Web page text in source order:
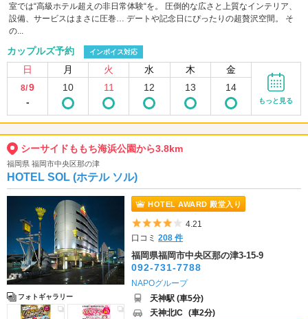
室では“高級ホテル超えの非日常体験“を。 圧倒的な広さと上質なインテリア、
設備、サービスはまさに圧巻… デートや記念日にぴったりの超贅沢空間。 そ
の...
カップルズ予約 インボイス対応
日 月 火 水 木 金
8/9
-
10 11 12 13 14
もっと見る
シーサイドももち海浜公園から3.8km
福岡県 福岡市中央区那の津
HOTEL SOL (ホテル ソル)
フォトギャラリー
HOTEL AWARD 殿堂入り
5つ星のうち4
4.21
口コミ208 件
福岡県福岡市中央区那の津3-15-9
092-731-7788
NAPOグループ
天神駅 (車5分)
天神北IC (車2分)